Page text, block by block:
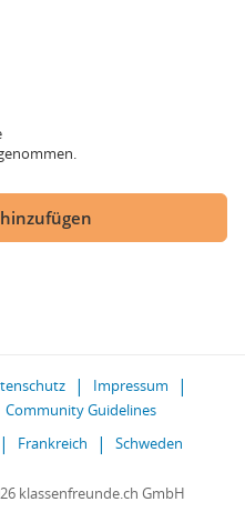
Impressum
Community Guidelines
Frankreich Schweden
klassenfreunde.ch GmbH